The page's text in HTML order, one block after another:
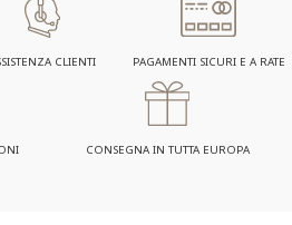
CLIENTI PAGAMENTI SICURI E A RATE
CONSEGNA IN TUTTA EUROPA